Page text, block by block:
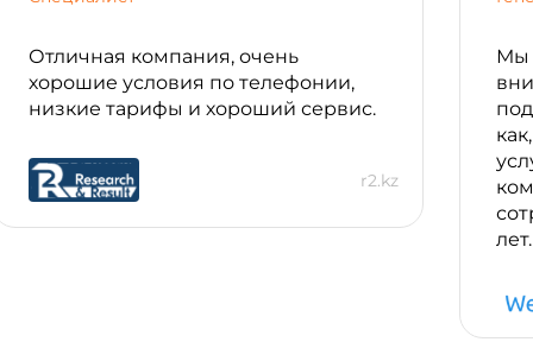
Отличная компания, очень
хорошие условия по телефонии,
низкие тарифы и хороший сервис.
r2.kz
Мы
лет.